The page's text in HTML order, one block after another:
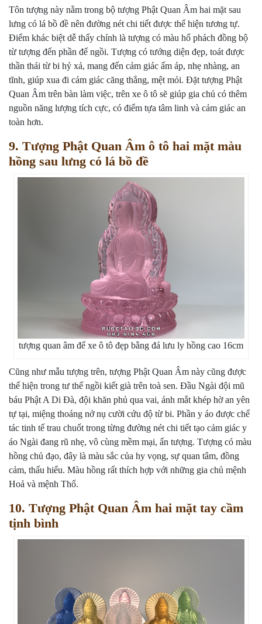
Tôn tượng này nằm trong bộ tượng Phật Quan Âm hai mặt sau
lưng có lá bồ đề nên đường nét chi tiết được thể hiện tương tự.
Điểm khác biệt dễ thấy chính là tượng có màu hổ phách đồng bộ
từ tượng đến phần đế ngồi. Tượng có tướng diện đẹp, toát được
thần thái từ bi hỷ xả, mang đến cảm giác ấm áp, nhẹ nhàng, an
tĩnh, giúp xua đi cảm giác căng thẳng, mệt mỏi. Đặt tượng Phật
Quan Âm trên bàn làm việc, trên xe ô tô sẽ giúp gia chủ có thêm
nguồn năng lượng tích cực, có điểm tựa tâm linh và cảm giác an
toàn hơn.
9. Tượng Phật Quan Âm ô tô hai mặt màu
hồng sau lưng có lá bồ đề
tượng quan âm để xe ô tô đẹp bằng đá lưu ly hồng cao 16cm
Cũng như mẫu tượng trên, tượng Phật Quan Âm này cũng được
thể hiện trong tư thế ngồi kiết già trên toà sen. Đầu Ngài đội mũ
báu Phật A Di Đà, đội khăn phủ qua vai, ánh mắt khép hờ an yên
tự tại, miệng thoáng nở nụ cười cứu độ từ bi. Phần y áo được chế
tác tinh tế trau chuốt trong từng đường nét chi tiết tạo cảm giác y
áo Ngài đang rũ nhẹ, vô cùng mềm mại, ấn tượng. Tượng có màu
hồng chủ đạo, đây là màu sắc của hy vọng, sự quan tâm, đồng
cảm, thấu hiểu. Màu hồng rất thích hợp với những gia chủ mệnh
Hoả và mệnh Thổ.
10. Tượng Phật Quan Âm hai mặt tay cầm
tịnh bình